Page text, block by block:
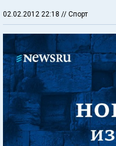
02.02.2012 22:18 // Спорт